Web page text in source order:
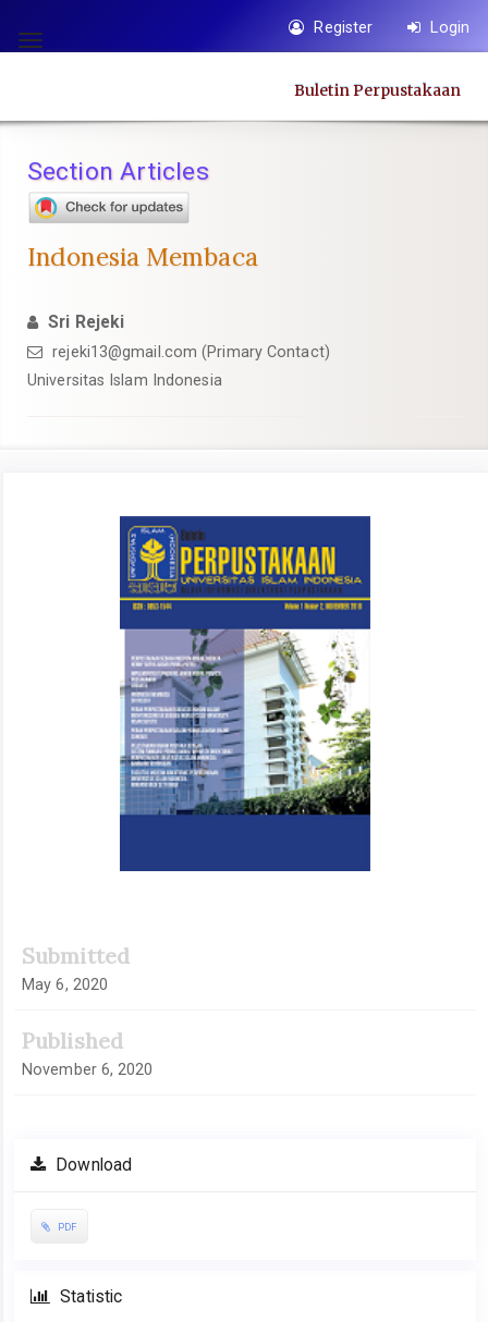
jump
content
Navigation
Main
Sidebar
Toggle
Register Login
Buletin Perpustakaan
Section Articles
Indonesia Membaca
Sri Rejeki
rejeki13@gmail.com (Primary Contact)
Universitas Islam Indonesia
Submitted
May 6, 2020
Published
November 6, 2020
Download
PDF
Statistic